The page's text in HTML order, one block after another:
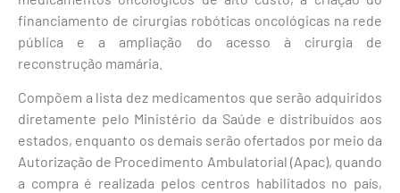
financiamento de cirurgias robóticas oncológicas na rede
pública e a ampliação do acesso à cirurgia de
reconstrução mamária.
Compõem a lista dez medicamentos que serão adquiridos
diretamente pelo Ministério da Saúde e distribuídos aos
estados, enquanto os demais serão ofertados por meio da
Autorização de Procedimento Ambulatorial (Apac), quando
a compra é realizada pelos centros habilitados no país,